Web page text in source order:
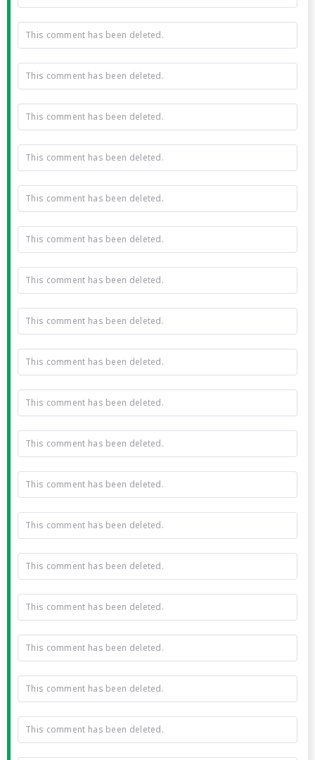
This comment has been deleted.
This comment has been deleted.
This comment has been deleted.
This comment has been deleted.
This comment has been deleted.
This comment has been deleted.
This comment has been deleted.
This comment has been deleted.
This comment has been deleted.
This comment has been deleted.
This comment has been deleted.
This comment has been deleted.
This comment has been deleted.
This comment has been deleted.
This comment has been deleted.
This comment has been deleted.
This comment has been deleted.
This comment has been deleted.